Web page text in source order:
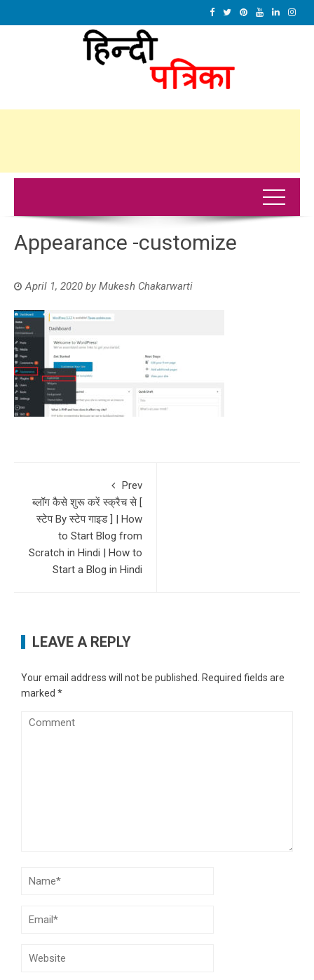
Appearance -customize
April 1, 2020 by Mukesh Chakarwarti
Prev
ब्लॉग कैसे शुरू करें स्क्रैच से [
स्टेप By स्टेप गाइड ] | How
to Start Blog from
Scratch in Hindi | How to
Start a Blog in Hindi
LEAVE A REPLY
Your email address will not be published.
Required fields are
marked *